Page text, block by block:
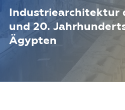
Industriearchitektur
und 20.
Ägypten